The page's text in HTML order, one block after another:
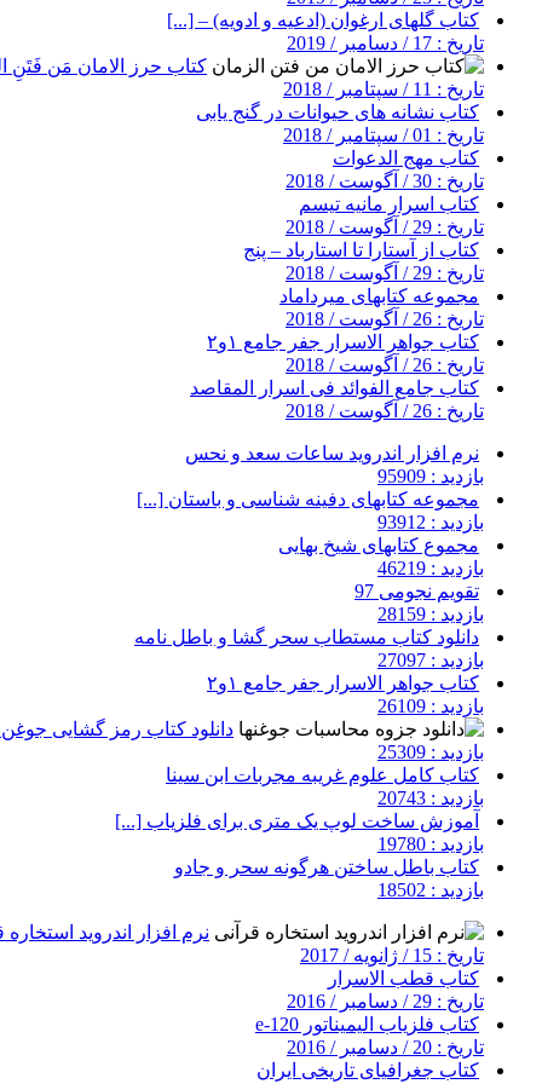
کتاب گلهای ارغوان (ادعیه و ادویه) – [...]
تاریخ : 17 / دسامبر / 2019
کتاب حرز الامان مَن فَتَنِ
تاریخ : 11 / سپتامبر / 2018
کتاب نشانه های حیوانات در گنج یابی
تاریخ : 01 / سپتامبر / 2018
کتاب مهج الدعوات
تاریخ : 30 / آگوست / 2018
کتاب اسرار مانیه تیسم
تاریخ : 29 / آگوست / 2018
کتاب از آستارا تا استارباد – پنج
تاریخ : 29 / آگوست / 2018
مجموعه کتابهای میرداماد
تاریخ : 26 / آگوست / 2018
کتاب جواهر الاسرار جفر جامع ۱و۲
تاریخ : 26 / آگوست / 2018
کتاب جامع الفوائد فی اسرار المقاصد
تاریخ : 26 / آگوست / 2018
نرم افزار اندروید ساعات سعد و نحس
بازدید : 95909
مجموعه کتابهای دفینه شناسی و باستان [...]
بازدید : 93912
مجموع کتابهای شیخ بهایی
بازدید : 46219
تقویم نجومی 97
بازدید : 28159
دانلود کتاب مستطاب سحر گشا و باطل نامه
بازدید : 27097
کتاب جواهر الاسرار جفر جامع ۱و۲
بازدید : 26109
دانلود کتاب رمز گشایی
بازدید : 25309
کتاب کامل علوم غریبه مجربات ابن سینا
بازدید : 20743
آموزش ساخت لوپ یک متری برای فلزیاب [...]
بازدید : 19780
کتاب باطل ساختن هرگونه سحر و جادو
بازدید : 18502
نرم افزار اندروید استخاره
تاریخ : 15 / ژانویه / 2017
کتاب قطب الاسرار
تاریخ : 29 / دسامبر / 2016
کتاب فلزیاب الیمیناتور e-120
تاریخ : 20 / دسامبر / 2016
کتاب جغرافیای تاریخی ایران